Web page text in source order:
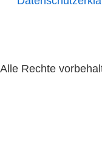
Alle Rechte